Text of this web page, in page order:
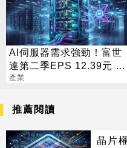
AI伺服器需求強勁！富世
達第二季EPS 12.39元 年
增1.57倍
產業
推薦閱讀
晶片